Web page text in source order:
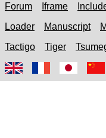
Forum
Iframe
Loader
Manuscript
Tactigo
Tiger